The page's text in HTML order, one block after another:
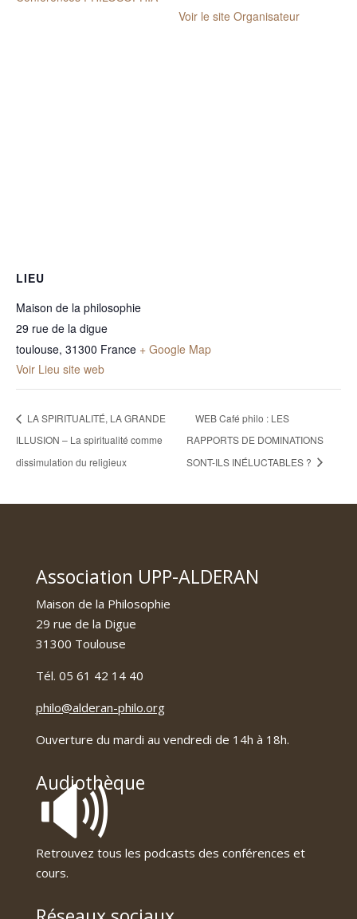
Voir le site Organisateur
LIEU
Maison de la philosophie
29 rue de la digue
toulouse, 31300 France + Google Map
Voir Lieu site web
LA SPIRITUALITÉ, LA GRANDE
ILLUSION – La spiritualité comme
dissimulation du religieux
WEB Café philo : LES
RAPPORTS DE DOMINATIONS
SONT-ILS INÉLUCTABLES ?
Association UPP-ALDERAN
Maison de la Philosophie
29 rue de la Digue
31300 Toulouse
Tél. 05 61 42 14 40
philo@alderan-philo.org
Ouverture du mardi au vendredi de 14h à 18h.
Audiothèque
🔊
Retrouvez tous les podcasts des conférences et
cours.